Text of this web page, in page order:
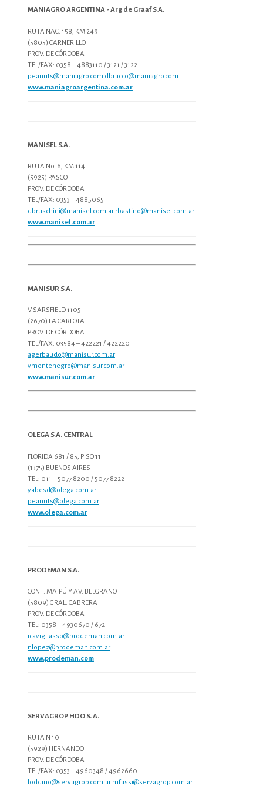
MANIAGRO ARGENTINA - Arg de Graaf S.A.
RUTA NAC. 158, KM 249
(5805) CARNERILLO
PROV. DE CÓRDOBA
TEL/FAX: 0358 – 4883110 / 3121 / 3122
peanuts@maniagro.com dbracco@maniagro.com
www.maniagroargentina.com.ar
MANISEL S.A.
RUTA No. 6, KM 114
(5925) PASCO
PROV. DE CÓRDOBA
TEL/FAX: 0353 – 4885065
dbruschini@manisel.com.ar rbastino@manisel.com.ar
www.manisel.com.ar
MANISUR S.A.
V.SARSFIELD 1105
(2670) LA CARLOTA
PROV. DE CÓRDOBA
TEL/FAX: 03584 – 422221 / 422220
agerbaudo@manisur.com.ar
vmontenegro@manisur.com.ar
www.manisur.com.ar
OLEGA S.A. CENTRAL
FLORIDA 681 / 85, PISO 11
(1375) BUENOS AIRES
TEL: 011 – 5077 8200 / 5077 8222
yabesd@olega.com.ar
peanuts@olega.com.ar
www.olega.com.ar
PRODEMAN S.A.
CONT. MAIPÚ Y AV. BELGRANO
(5809) GRAL. CABRERA
PROV. DE CÓRDOBA
TEL: 0358 – 4930670 / 672
icavigliasso@prodeman.com.ar
nlopez@prodeman.com.ar
www.prodeman.com
SERVAGROP HDO S. A.
RUTA N 10
(5929) HERNANDO
PROV. DE CÓRDOBA
TEL/FAX: 0353 – 4960348 / 4962660
loddino@servagrop.com.ar mfassi@servagrop.com.ar